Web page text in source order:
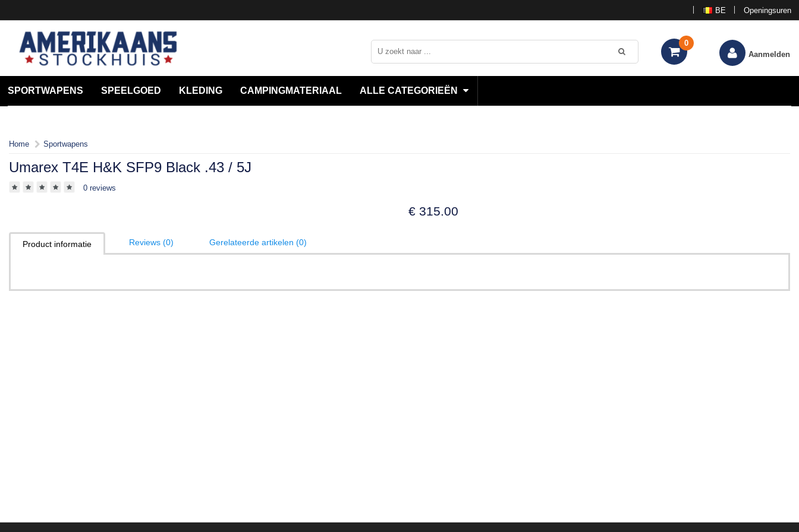
Openingsuren
BE
0
Aanmelden
SPORTWAPENS SPEELGOED KLEDING CAMPINGMATERIAAL ALLE CATEGORIEËN
Home Sportwapens
Umarex T4E H&K SFP9 Black .43 / 5J
0 reviews
€ 315.00
Product informatie Reviews (0) Gerelateerde artikelen (0)